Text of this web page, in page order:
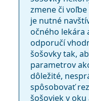
zmene či
je nutné
očného lekára
odporučí
šošovky tak,
parametrov
dôležité,
spôsobovať
šošoviek v